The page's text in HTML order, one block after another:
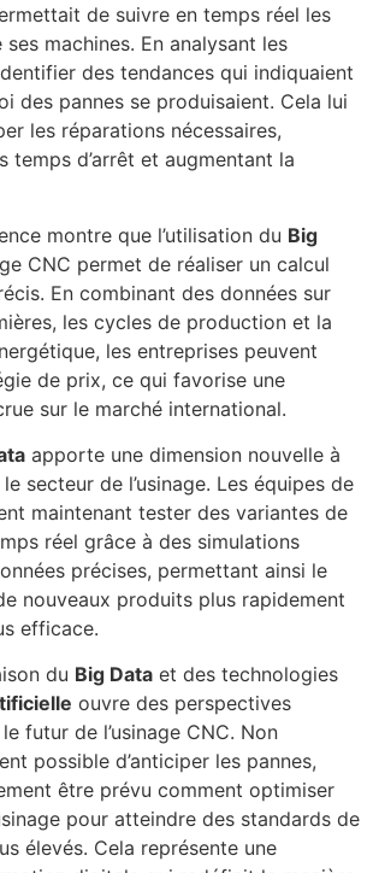
de suivre en temps réel les
machines. En analysant les
des tendances qui indiquaient
des pannes se produisaient. Cela lui
les réparations nécessaires,
temps d’arrêt et augmentant la
montre que l’utilisation du Big
CNC permet de réaliser un calcul
En combinant des données sur
les cycles de production et la
les entreprises peuvent
de prix, ce qui favorise une
sur le marché international.
apporte une dimension nouvelle à
secteur de l’usinage. Les équipes de
maintenant tester des variantes de
réel grâce à des simulations
précises, permettant ainsi le
nouveaux produits plus rapidement
efficace.
du Big Data et des technologies
ouvre des perspectives
futur de l’usinage CNC. Non
possible d’anticiper les pannes,
être prévu comment optimiser
pour atteindre des standards de
élevés. Cela représente une